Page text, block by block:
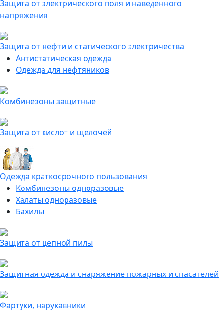
Защита от электрического поля и наведенного
напряжения
Защита от нефти и статического электричества
Антистатическая одежда
Одежда для нефтяников
Комбинезоны защитные
Защита от кислот и щелочей
Одежда краткосрочного пользования
Комбинезоны одноразовые
Халаты одноразовые
Бахилы
Защита от цепной пилы
Защитная одежда и снаряжение пожарных и спасателей
Фартуки, нарукавники